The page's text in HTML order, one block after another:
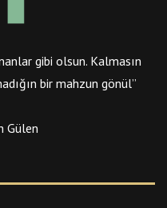
gibi olsun. Kalmasın
bir mahzun gönül”
Gülen